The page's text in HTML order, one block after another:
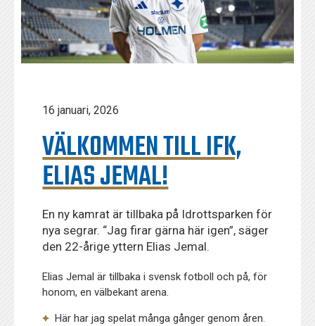
16 januari, 2026
VÄLKOMMEN TILL IFK,
ELIAS JEMAL!
En ny kamrat är tillbaka på Idrottsparken för
nya segrar. “Jag firar gärna här igen”, säger
den 22-årige yttern Elias Jemal.
Elias Jemal är tillbaka i svensk fotboll och på, för
honom, en välbekant arena.
Här har jag spelat många gånger genom åren.